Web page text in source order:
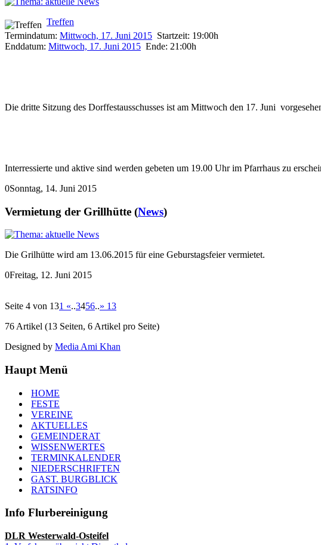
Treffen
Termindatum: Mittwoch, 17. Juni 2015 Startzeit: 19:00h
Enddatum: Mittwoch, 17. Juni 2015 Ende: 21:00h
Die dritte Sitzung des Dorffestausschusses ist am Mittwoch den 17. Juni
Interressierte und aktive sind werden gebeten um 19.00 Uhr im Pfarrhaus zu
0Sonntag, 14. Juni 2015
Vermietung der Grillhütte (News)
Die Grilhütte wird am 13.06.2015 für eine Geburstagsfeier vermietet.
0Freitag, 12. Juni 2015
Seite 4 von 131 «..3456..» 13
76 Artikel (13 Seiten, 6 Artikel pro Seite)
Designed by Media Ami Khan
Haupt Menü
HOME
FESTE
VEREINE
AKTUELLES
GEMEINDERAT
WISSENWERTES
TERMINKALENDER
NIEDERSCHRIFTEN
GAST. BURGBLICK
RATSINFO
Info Flurbereinigung
DLR Westerwald-Osteifel